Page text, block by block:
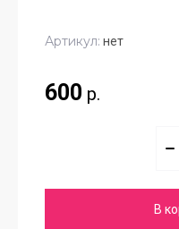
Артикул: нет
600 р.
В